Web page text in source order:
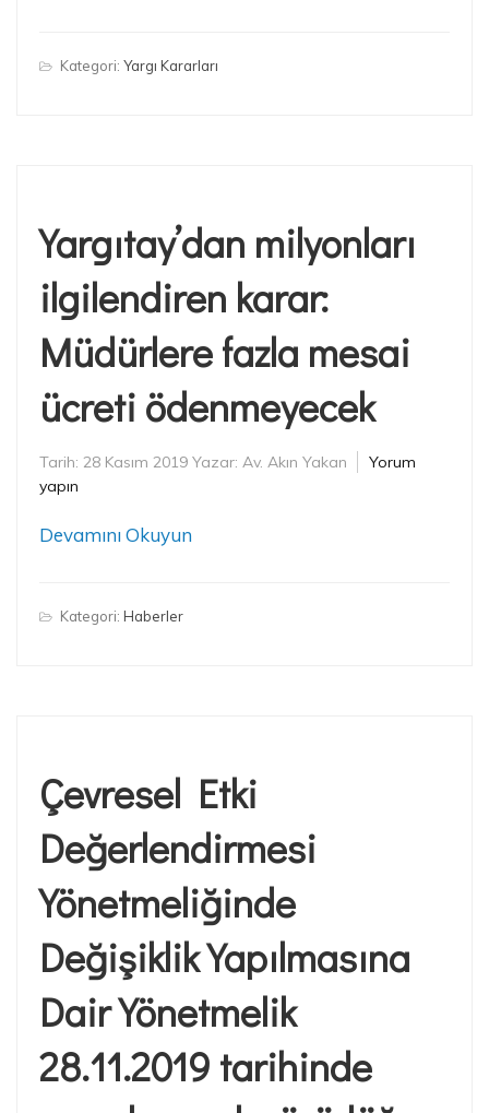
Kategori: Yargı Kararları
Yargıtay’dan milyonları
ilgilendiren karar:
Müdürlere fazla mesai
ücreti ödenmeyecek
Tarih: 28 Kasım 2019 Yazar: Av. Akın Yakan
Yorum
yapın
Devamını Okuyun
Kategori: Haberler
Çevresel Etki
Değerlendirmesi
Yönetmeliğinde
Değişiklik Yapılmasına
Dair Yönetmelik
28.11.2019 tarihinde